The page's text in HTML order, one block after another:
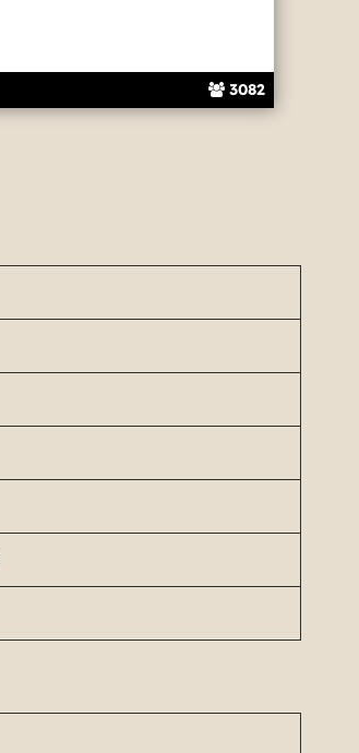
3082